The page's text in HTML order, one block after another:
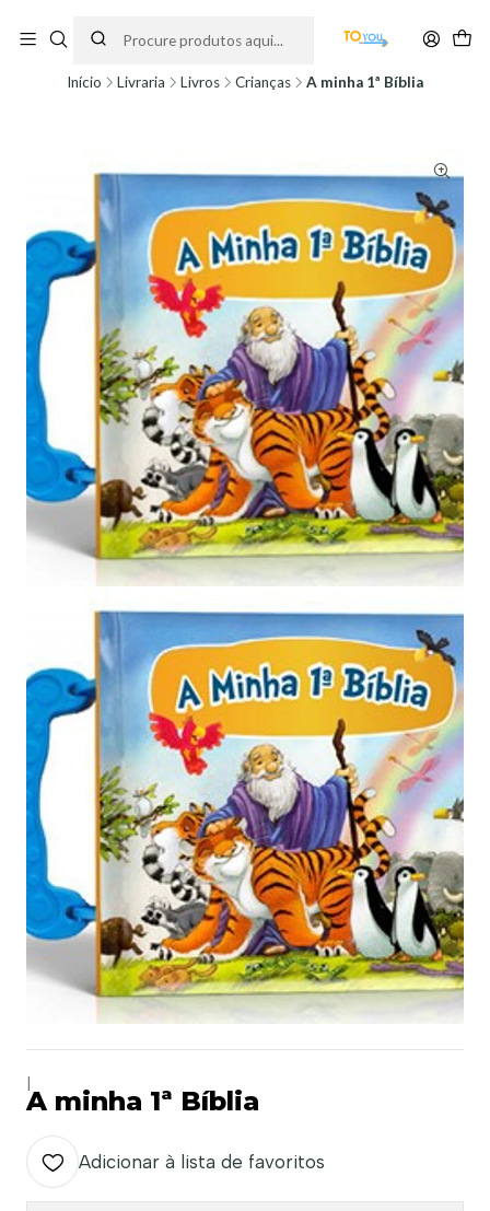
partir do dia 11 de Agosto, às 10H.
Início Livraria Livros Crianças A minha 1ª Bíblia
A minha 1ª Bíblia
Adicionar à lista de favoritos